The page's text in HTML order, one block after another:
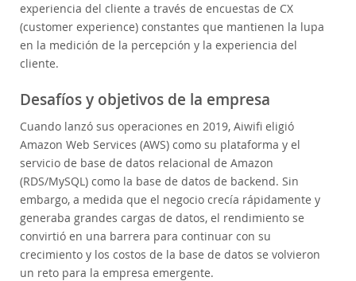
experiencia del cliente a través de encuestas de CX
(customer experience) constantes que mantienen la lupa
en la medición de la percepción y la experiencia del
cliente.
Desafíos y objetivos de la empresa
Cuando lanzó sus operaciones en 2019, Aiwifi eligió
Amazon Web Services (AWS) como su plataforma y el
servicio de base de datos relacional de Amazon
(RDS/MySQL) como la base de datos de backend. Sin
embargo, a medida que el negocio crecía rápidamente y
generaba grandes cargas de datos, el rendimiento se
convirtió en una barrera para continuar con su
crecimiento y los costos de la base de datos se volvieron
un reto para la empresa emergente.